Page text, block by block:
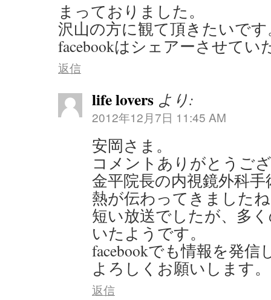
まっておりました。
沢山の方に観て頂きたいです
facebookはシェアーさせてい
返信
life lovers より:
2012年12月7日 11:45 AM
安岡さま。
コメントありがとうご
金平院長の内視鏡外科
熱が伝わってきました
短い放送でしたが、多
いたようです。
facebookでも情報を発
よろしくお願いします。
返信